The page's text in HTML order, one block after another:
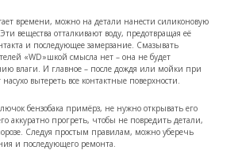
времени, можно на детали нанести силиконовую
вещества отталкивают воду, предотвращая её
и последующее замерзание. Смазывать
«WD»шкой смысла нет – она не будет
влаги. И главное – после дождя или мойки при
вытереть все контактные поверхности.
бензобака примёрз, не нужно открывать его
аккуратно прогреть, чтобы не повредить детали,
Следуя простым правилам, можно уберечь
и последующего ремонта.